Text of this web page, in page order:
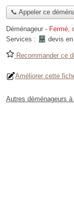
📞 Appeler ce
Déménageur - Fermé,
Services :
devis
Recommander ce
Améliorer cette
Autres déménageurs à